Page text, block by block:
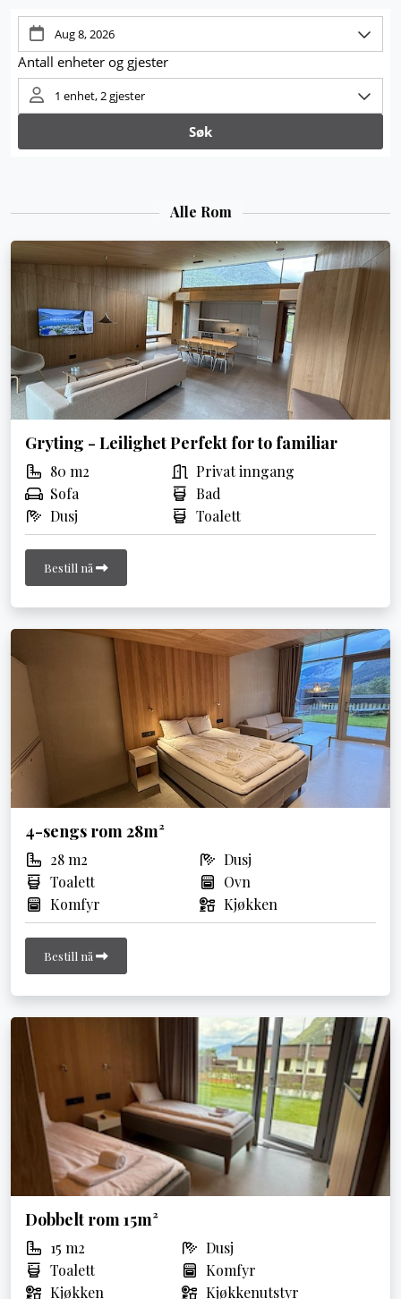
Alle Rom
Gryting - Leilighet Perfekt for to familiar
80 m2
Privat inngang
Sofa
Bad
Dusj
Toalett
Bestill nå
4-sengs rom 28m²
28 m2
Dusj
Toalett
Ovn
Komfyr
Kjøkken
Bestill nå
Dobbelt rom 15m²
15 m2
Dusj
Toalett
Komfyr
Kjøkken
Kjøkkenutstyr